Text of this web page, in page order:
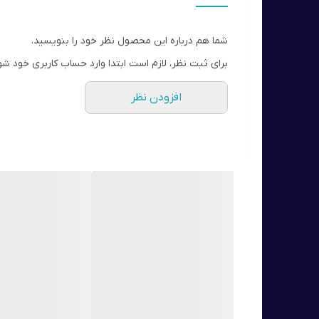
شما هم درباره این محصول نظر خود را بنویسید.
برای ثبت نظر، لازم است ابتدا وارد حساب کاربری خود
افزودن نظر